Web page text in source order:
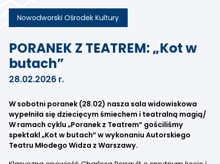
Kontakt
Nowodworski Ośrodek Kultury
PORANEK Z TEATREM: „Kot w
butach”
28.02.2026 r.
W sobotni poranek (28.02) nasza sala widowiskowa
wypełniła się dziecięcym śmiechem i teatralną magią/
W ramach cyklu „Poranek z Teatrem” gościliśmy
spektakl „Kot w butach” w wykonaniu Autorskiego
Teatru Młodego Widza z Warszawy.